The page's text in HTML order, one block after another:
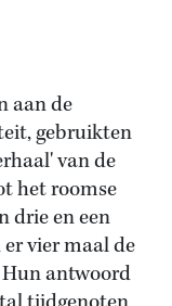
aan de
gebruikten
van de
het roomse
drie en een
vier maal de
Hun antwoord